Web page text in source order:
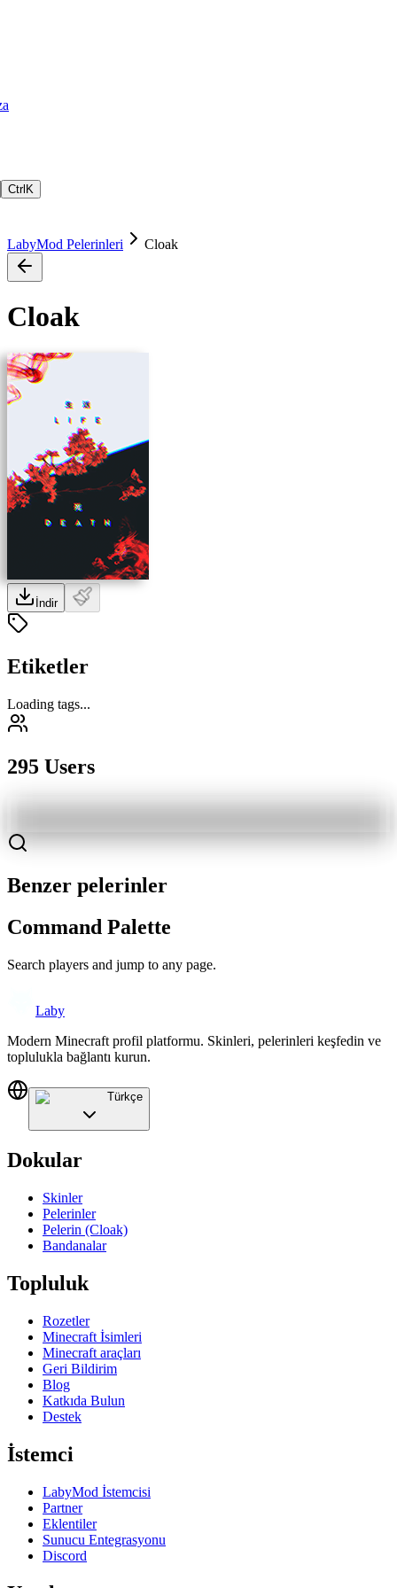
Ctrl K
LabyMod Pelerinleri Cloak
Cloak
İndir
Etiketler
Loading tags...
295 Users
Benzer pelerinler
Command Palette
Search players and jump to any page.
Laby
Modern Minecraft profil platformu. Skinleri, pelerinleri keşfedin ve
toplulukla bağlantı kurun.
Türkçe
Dokular
Skinler
Pelerinler
Pelerin (Cloak)
Bandanalar
Topluluk
Rozetler
Minecraft İsimleri
Minecraft araçları
Geri Bildirim
Blog
Katkıda Bulun
Destek
İstemci
LabyMod İstemcisi
Partner
Eklentiler
Sunucu Entegrasyonu
Discord